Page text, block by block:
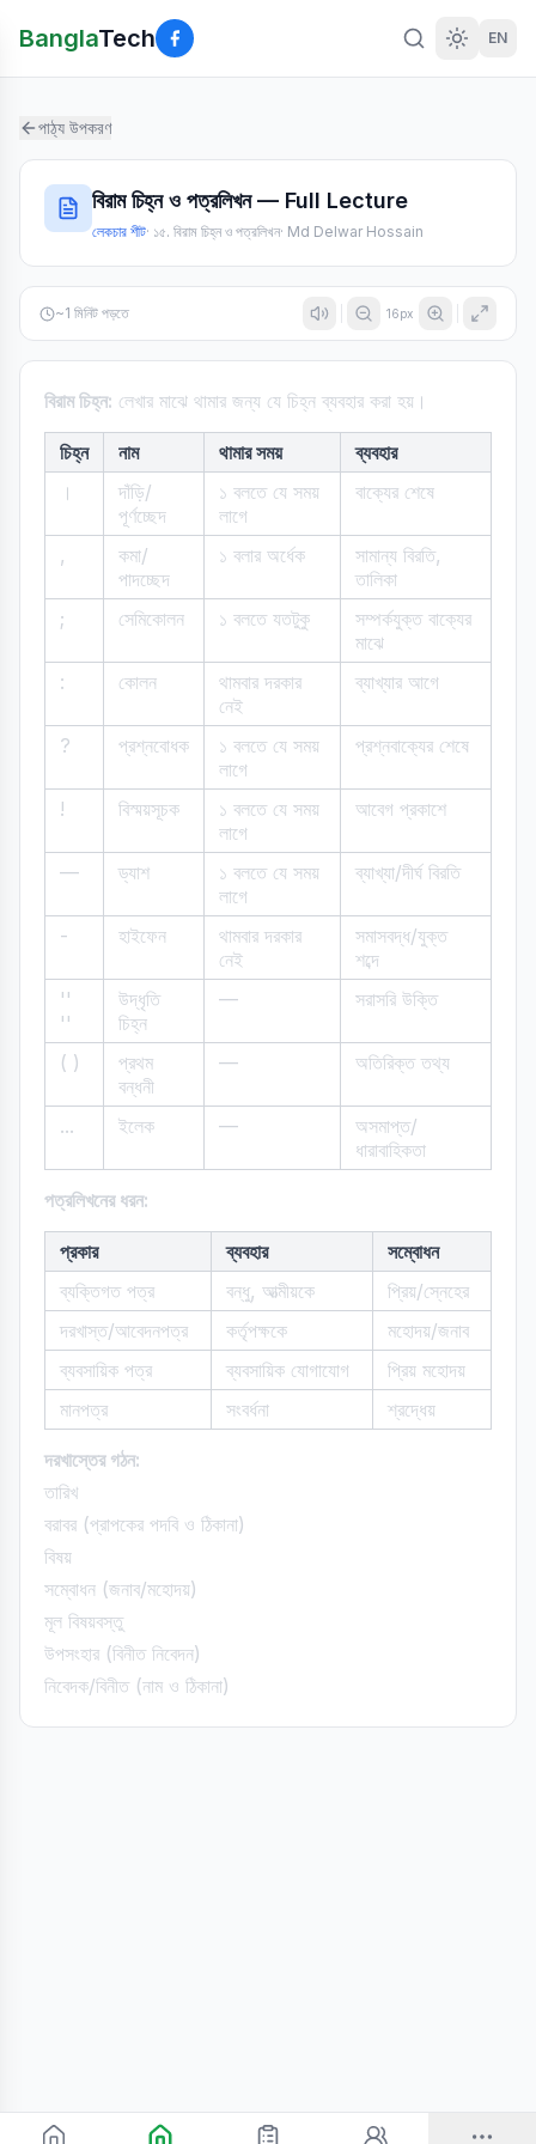
BanglaTech EN
পাঠ্য উপকরণ
বিরাম চিহ্ন ও পত্রলিখন — Full Lecture
লেকচার শীট· ১৫. বিরাম চিহ্ন ও পত্রলিখন· Md Delwar Hossain
~1 মিনিট পড়তে 16px
বিরাম চিহ্ন: লেখার মাঝে থামার জন্য যে চিহ্ন ব্যবহার করা হয়।
চিহ্ন নাম থামার সময়
ব্যবহার
।
দাঁড়ি/
পূর্ণচ্ছেদ
১ বলতে যে সময়
লাগে
বাক্যের শেষে
,
কমা/
পাদচ্ছেদ
১ বলার অর্ধেক
সামান্য বিরতি,
তালিকা
;
সেমিকোলন ১ বলতে যতটুকু
সম্পর্কযুক্ত বাক্যের
মাঝে
:
কোলন
থামবার দরকার
নেই
ব্যাখ্যার আগে
? প্রশ্নবোধক
১ বলতে যে সময়
লাগে
প্রশ্নবাক্যের শেষে
! বিস্ময়সূচক
১ বলতে যে সময়
লাগে
আবেগ প্রকাশে
— ড্যাশ
১ বলতে যে সময়
লাগে
ব্যাখ্যা/দীর্ঘ বিরতি
- হাইফেন
থামবার দরকার
নেই
সমাসবদ্ধ/যুক্ত
শব্দে
''
''
উদ্ধৃতি
চিহ্ন
— সরাসরি উক্তি
( )
প্রথম
বন্ধনী
— অতিরিক্ত তথ্য
... ইলেক —
অসমাপ্ত/
ধারাবাহিকতা
পত্রলিখনের ধরন:
প্রকার ব্যবহার
সম্বোধন
ব্যক্তিগত পত্র
বন্ধু, আত্মীয়কে
প্রিয়/স্নেহের
দরখাস্ত/আবেদনপত্র
কর্তৃপক্ষকে
মহোদয়/জনাব
ব্যবসায়িক পত্র
ব্যবসায়িক যোগাযোগ
প্রিয় মহোদয়
মানপত্র
সংবর্ধনা শ্রদ্ধেয়
দরখাস্তের গঠন:
তারিখ
বরাবর (প্রাপকের পদবি ও ঠিকানা)
বিষয়
সম্বোধন (জনাব/মহোদয়)
মূল বিষয়বস্তু
উপসংহার (বিনীত নিবেদন)
নিবেদক/বিনীত (নাম ও ঠিকানা)